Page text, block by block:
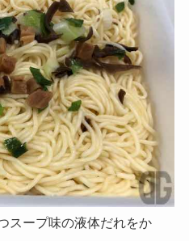
スープ味の液体だれをか